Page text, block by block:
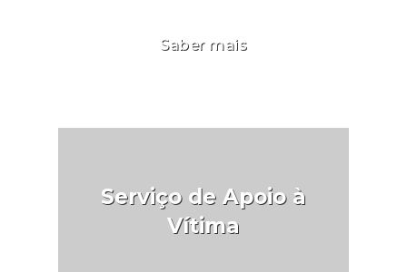
Saber mais
Serviço de Apoio à
Vítima